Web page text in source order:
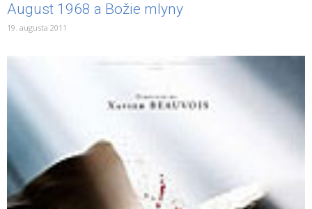
August 1968 a Božie mlyny
19. augusta 2011